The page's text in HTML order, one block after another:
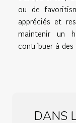
ou de
appréciés et
maintenir un
contribuer à
DANS